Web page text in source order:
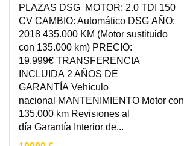
PLAZAS DSG MOTOR: 2.0 TDI 150
CV CAMBIO: Automático DSG AÑO:
2018 435.000 KM (Motor sustituido
con 135.000 km) PRECIO:
19.999€ TRANSFERENCIA
INCLUIDA 2 AÑOS DE
GARANTÍA Vehículo
nacional MANTENIMIENTO Motor con
135.000 km Revisiones al
día Garantía Interior de...